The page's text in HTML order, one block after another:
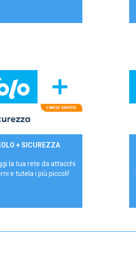
mese+ SICUREZZA
la tua rete da attacchi
e tutela i più piccoli!